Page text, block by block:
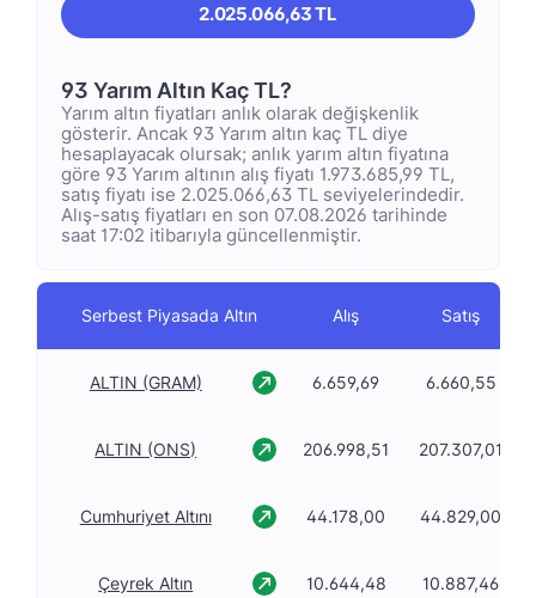
2.025.066,63 TL
93 Yarım Altın Kaç TL?
Yarım altın fiyatları anlık olarak değişkenlik
gösterir. Ancak 93 Yarım altın kaç TL diye
hesaplayacak olursak; anlık yarım altın fiyatına
göre 93 Yarım altının alış fiyatı 1.973.685,99 TL,
satış fiyatı ise 2.025.066,63 TL seviyelerindedir.
Alış-satış fiyatları en son 07.08.2026 tarihinde
saat 17:02 itibarıyla güncellenmiştir.
Serbest Piyasada Altın Alış Satış
ALTIN (GRAM) 6.659,69 6.660,55
ALTIN (ONS) 206.998,51 207.307,01
Cumhuriyet Altını 44.178,00 44.829,00
Çeyrek Altın 10.644,48 10.887,46